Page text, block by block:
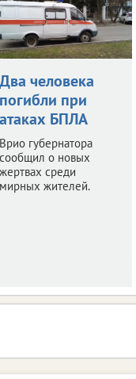
Два человека
погибли при
атаках БПЛА
Врио губернатора
сообщил о новых
жертвах среди
мирных жителей.